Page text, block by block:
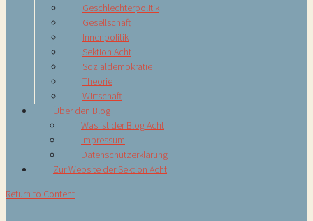
Geschlechterpolitik
Gesellschaft
Innenpolitik
Sektion Acht
Sozialdemokratie
Theorie
Wirtschaft
Über den Blog
Was ist der Blog Acht
Impressum
Datenschutzerklärung
Zur Website der Sektion Acht
Return to Content